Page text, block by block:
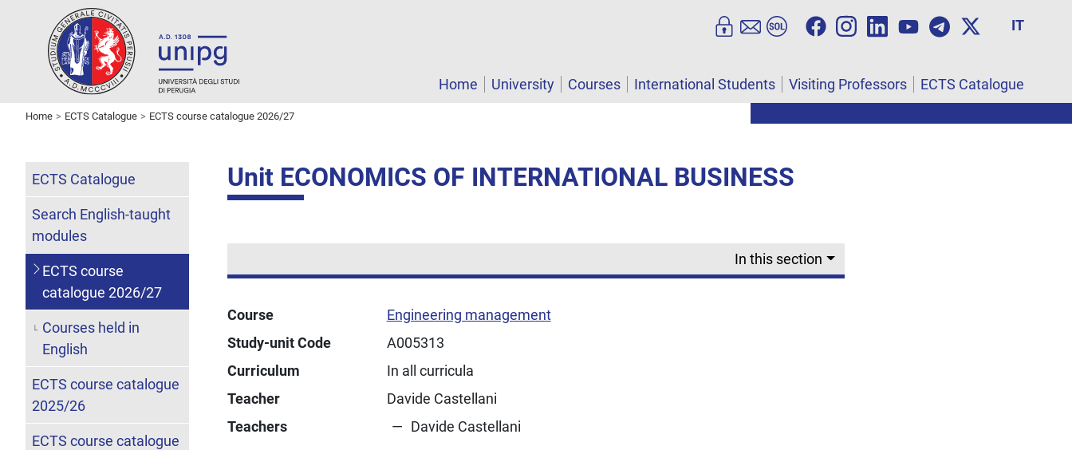
IT
Home University Courses International Students Visiting Professors ECTS Catalogue
Home ECTS Catalogue ECTS course catalogue 2026/27
Unit ECONOMICS OF INTERNATIONAL BUSINESS
In this section
Course
Engineering management
Study-unit Code
A005313
Curriculum
In all curricula
Teacher
Davide Castellani
Teachers
Davide Castellani
ECTS Catalogue
Search English-taught
modules
ECTS course
catalogue 2026/27
Courses held in
English
ECTS course catalogue
2025/26
ECTS course catalogue